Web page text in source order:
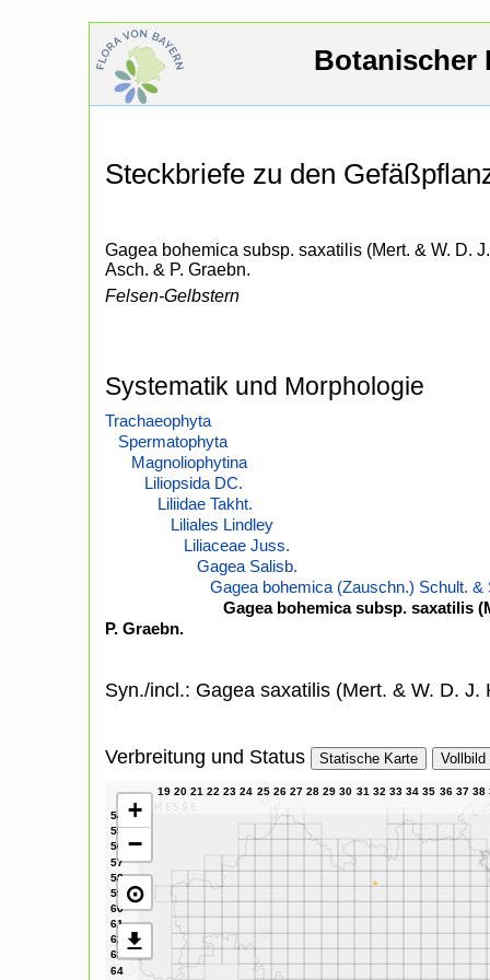
Botanischer
Steckbriefe zu den
Gagea bohemica subsp. saxatilis (Mert. & W. D.
Asch. & P. Graebn.
Felsen-Gelbstern
Systematik und Morphologie
Trachaeophyta
Spermatophyta
Magnoliophytina
Liliopsida DC.
Liliidae Takht.
Liliales Lindley
Liliaceae Juss.
Gagea Salisb.
Gagea bohemica (Zauschn.) Schult. &
Gagea bohemica subsp. saxatilis
P. Graebn.
Syn./incl.: Gagea saxatilis (Mert. & W. D. J.
Verbreitung und Status Statische Karte Vollbild
+
−
⊙